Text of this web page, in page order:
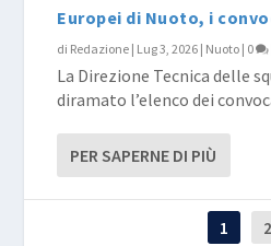
Europei di Nuoto, i
di Redazione | Lug 3, 2026 | Nuoto | 0
La Direzione Tecnica delle
diramato l’elenco dei
PER SAPERNE DI PIÙ
1 2